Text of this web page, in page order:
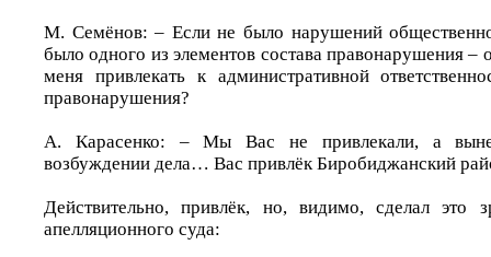
М. Семёнов: – Если не было нарушений
было одного из элементов состава правонарушения
меня привлекать к административной
правонарушения?
А. Карасенко: – Мы Вас не привлекали, а
возбуждении дела… Вас привлёк Биробиджанский
Действительно, привлёк, но, видимо, сделал это
апелляционного суда: